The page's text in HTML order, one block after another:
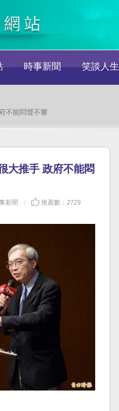
時事新聞 笑談人生
不能悶聲不響
大推手 政府不能悶
新聞 推薦數：2729